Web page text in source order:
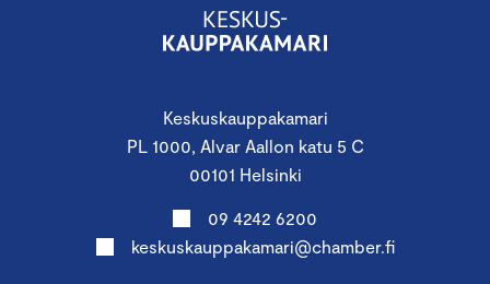
Keskuskauppakamari
PL 1000, Alvar Aallon katu 5 C
00101 Helsinki
09 4242 6200
keskuskauppakamari@chamber.fi